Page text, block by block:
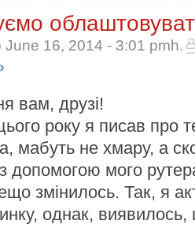
June 16, 2014 - 3:01 pmh.
вам, друзі!
року я писав про
мабуть не хмару, а
допомогою мого
змінилось. Так, я
однак, виявилось,